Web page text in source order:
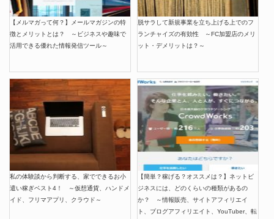
【メルマガって何？】メールマガジンの特
徴とメリットとは？ ～ビジネスや趣味で
活用できる優れた情報発信ツール～
脱サラして新規事業を立ち上げる上でのフ
ランチャイズの有効性 ～FC加盟店のメリ
ット・デメリットは？～
私の体験談から判断する、家でできるお小
遣い稼ぎベスト4！ ～仮想通貨、ハンドメ
イド、フリマアプリ、クラウド～
【簡単？稼げる？オススメは？】ネットビ
ジネスには、どのくらいの種類があるの
か？ ～情報販売、サイトアフィリエイ
ト、ブログアフィリエイト、YouTuber、転